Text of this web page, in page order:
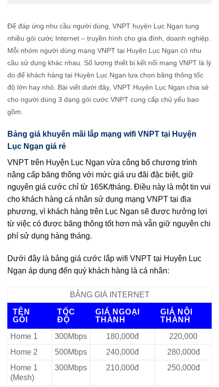
Để đáp ứng nhu cầu người dùng, VNPT huyện Lục Ngạn tung
nhiều gói cước Internet – truyền hình cho gia đình, doanh nghiệp.
Mỗi nhóm người dùng mạng VNPT tại Huyện Lục Ngạn có nhu
cầu sử dụng khác nhau. Số lượng thiết bị kết nối mạng VNPT là lý
do để khách hàng tại Huyện Lục Ngạn lựa chọn băng thông tốc
độ lớn hay nhỏ. Bài viết dưới đây, VNPT Huyện Lục Ngạn chia sẻ
cho người dùng 3 dạng gói cước VNPT cung cấp chủ yếu bao
gồm.
Bảng giá khuyến mãi lắp mạng wifi VNPT tại Huyện
Lục Ngạn giá rẻ
VNPT trên Huyện Lục Ngạn vừa công bố chương trình
nâng cấp băng thông với mức giá ưu đãi đặc biệt, giữ
nguyên giá cước chỉ từ 165K/tháng. Điều này là một tin vui
cho khách hàng cá nhân sử dụng mạng VNPT tại địa
phương, vì khách hàng trên Lục Ngạn sẽ được hưởng lợi
từ việc có được băng thông tốt hơn mà vẫn giữ nguyên chi
phí sử dụng hàng tháng.
Dưới đây là bảng giá cước lắp wifi VNPT tại Huyện Lục
Ngạn áp dụng đến quý khách hàng là cá nhân:
BẢNG GIÁ INTERNET
TÊN
GÓI
TỐC
ĐỘ
GIÁ NGOẠI
THÀNH
GIÁ NỘI
THÀNH
Home 1
300Mbps 180,000đ
220,000
Home 2
500Mbps 240,000đ
280,000đ
Home 1
(Mesh)
300Mbps 210,000đ 250,000đ